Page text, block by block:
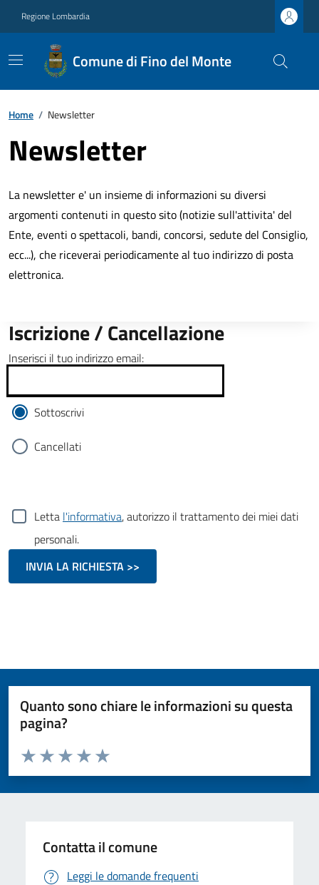
Regione Lombardia
Comune di Fino del Monte
Home / Newsletter
Newsletter
La newsletter e' un insieme di informazioni su diversi
argomenti contenuti in questo sito (notizie sull'attivita' del
Ente, eventi o spettacoli, bandi, concorsi, sedute del Consiglio,
ecc...), che riceverai periodicamente al tuo indirizzo di posta
elettronica.
Iscrizione / Cancellazione
Inserisci il tuo indirizzo email:
Sottoscrivi
Cancellati
Letta l'informativa, autorizzo il trattamento dei miei dati
personali.
Quanto sono chiare le informazioni su questa
pagina?
Valuta da 1 a 5 stelle la pagina
Valuta 5 stelle su 5
Valuta 4 stelle su 5
Valuta 3 stelle su 5
Valuta 2 stelle su 5
Valuta 1 stelle su 5
Contatta il comune
Leggi le domande frequenti